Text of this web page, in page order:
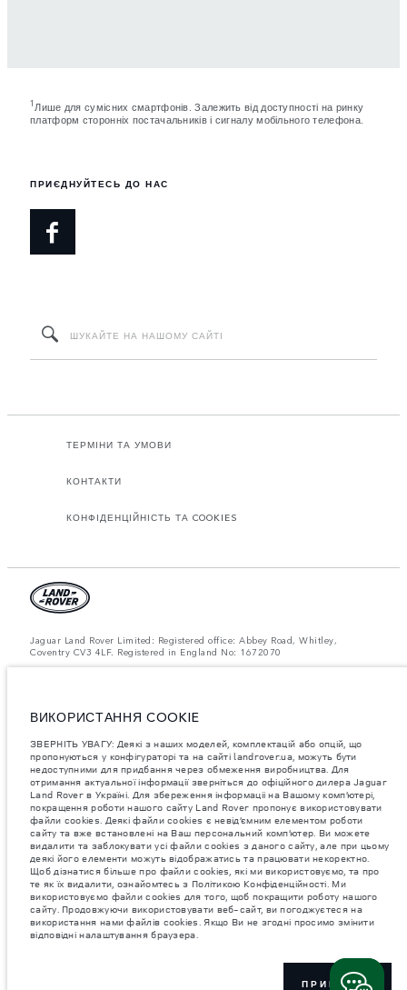
1 Лише для сумісних смартфонів. Залежить від доступності на ринку
платформ сторонніх постачальників і сигналу мобільного телефона.
ПРИЄДНУЙТЕСЬ ДО НАС
ТЕРМІНИ ТА УМОВИ
КОНТАКТИ
КОНФІДЕНЦІЙНІСТЬ ТА COOKIES
Jaguar Land Rover Limited: Registered office: Abbey Road, Whitley,
Coventry CV3 4LF. Registered in England No: 1672070
отримання актуальної інформації зверніться до офіційного дилера
Jaguar Land Rover в Україні.
Важливе зауваження щодо зображень та специфікацій.Глобальний
дефіцит напівпровідників наразі впливає на специфікації збірки,
доступність опцій і терміни виготовлення автомобілів. Це дуже
динамічна ситуація, і, як наслідок, зображення, які зараз
використовуються на вебсайті, можуть не повністю відображати
поточні специфікації, опції, варіанти оздоблення та кольорові рішення.
Будь ласка, зв'яжіться з офіційним дилером для отримання детальної
інформації.
Jaguar Land Rover Limited постійно шукає шляхи поліпшити технічні
характеристики, дизайн і виробництво своїх автомобілів, деталей та
аксесуарів, зміни відбуваються постійно, і ми залишаємо за собою
право вносити зміни без попереднього повідомлення. Деякі функції
можуть відрізнятися від додаткових до стандартних для різних років
моделі. Інформація, технічні характеристики, двигуни і кольори на
цьому веб-сайті базуються на європейській специфікації і можуть
відрізнятися від ринку до ринку і можуть бути змінені без попереднього
аксесуарами, можуть бути доступні не на всіх ринках та відрізнятися
від запропонованих у салонах дилерських центрів. Будь ласка,
зв'яжіться з офіційним дилером, щоб дізнатися про наявність і
ВИКОРИСТАННЯ COOKIE
ЗВЕРНІТЬ УВАГУ: Деякі з наших моделей, комплектацій або опцій, що
пропонуються у конфігураторі та на сайті landrover.ua, можуть бути
недоступними для придбання через обмеження виробництва. Для
отримання актуальної інформації зверніться до офіційного дилера Jaguar
Land Rover в Україні. Для збереження інформаціі на Вашому комп’ютері,
покращення роботи нашого сайту Land Rover пропонує використовувати
файли cookies. Деякі файли cookies є невід’ємним елементом роботи
сайту та вже встановлені на Ваш персональний комп’ютер. Ви можете
видалити та заблокувати усі файли cookies з даного сайту, але при цьому
деякі його елементи можуть відображатись та працювати некоректно.
Щоб дізнатися більше про файли cookies, які ми використовуємо, та про
те як їх видалити, ознайомтесь з Політикою Конфіденційності. Ми
використовуємо файли cookies для того, щоб покращити роботу нашого
сайту. Продовжуючи використовувати веб-сайт, ви погоджуєтеся на
використання нами файлів cookies. Якщо Ви не згодні просимо змінити
відповідні налаштування браузера.
ПРИЙНЯТИ